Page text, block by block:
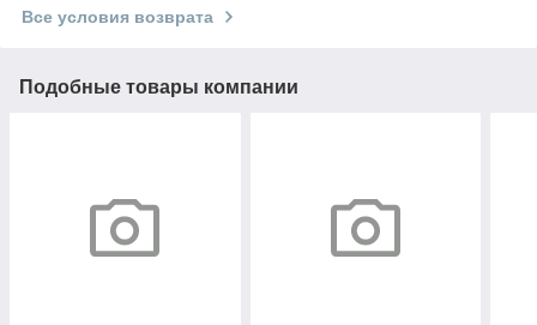
Все условия возврата
Подобные товары компании